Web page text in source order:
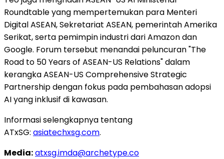
Roundtable yang mempertemukan para Menteri
Digital ASEAN, Sekretariat ASEAN, pemerintah Amerika
Serikat, serta pemimpin industri dari Amazon dan
Google. Forum tersebut menandai peluncuran "The
Road to 50 Years of ASEAN-US Relations" dalam
kerangka ASEAN-US Comprehensive Strategic
Partnership dengan fokus pada pembahasan adopsi
AI yang inklusif di kawasan.
Informasi selengkapnya tentang
ATxSG: asiatechxsg.com.
Media:atxsg.imda@archetype.co